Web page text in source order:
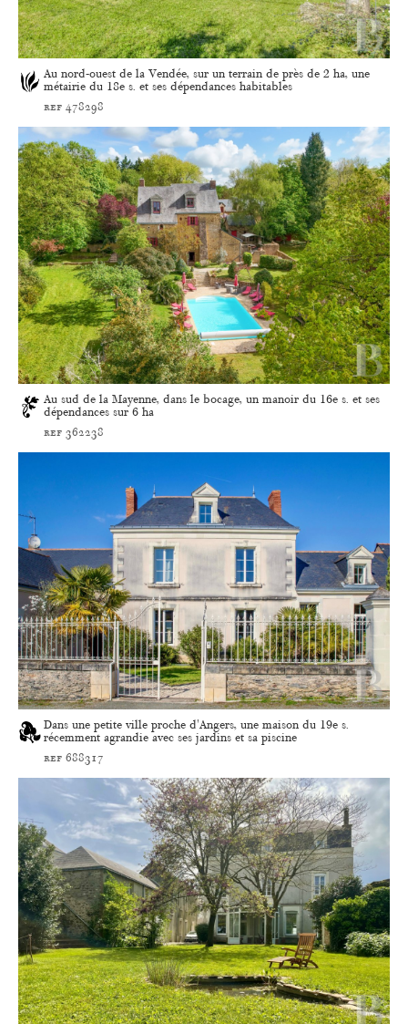
Au nord-ouest de la Vendée, sur un terrain de près de 2 ha, une
métairie du 18e s. et ses dépendances habitables
ref 478298
Au sud de la Mayenne, dans le bocage, un manoir du 16e s. et ses
dépendances sur 6 ha
ref 362238
Dans une petite ville proche d'Angers, une maison du 19e s.
récemment agrandie avec ses jardins et sa piscine
ref 688317